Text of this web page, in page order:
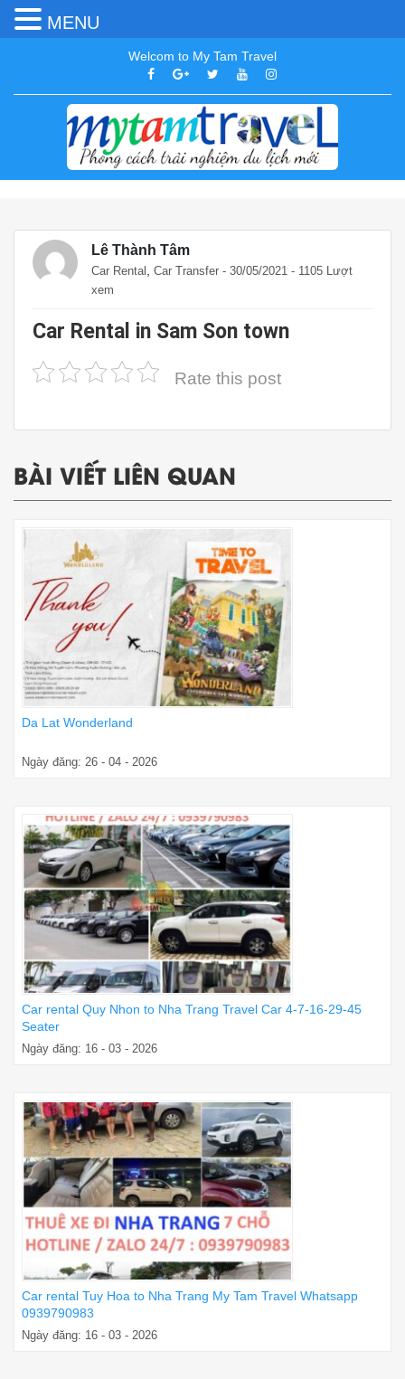
Welcom to My Tam Travel
Lê Thành Tâm
Car Rental Car Transfer - 30/05/2021 - 1105 Lượt
xem
Car Rental in Sam Son town
Rate this post
BÀI VIẾT LIÊN QUAN
Da Lat Wonderland
Ngày đăng: 26 - 04 - 2026
Car rental Quy Nhon to Nha Trang Travel Car 4-7-16-29-45
Seater
Ngày đăng: 16 - 03 - 2026
Car rental Tuy Hoa to Nha Trang My Tam Travel Whatsapp
0939790983
Ngày đăng: 16 - 03 - 2026
MENU